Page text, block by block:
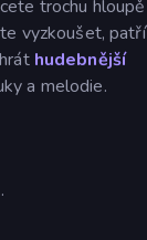
trochu hloupě
vyzkoušet, patří
hudebnější
a melodie.